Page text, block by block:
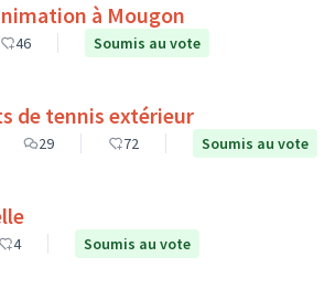
à Mougon
46 Soumis au vote
de tennis extérieur
29 72 Soumis au vote
4 Soumis au vote